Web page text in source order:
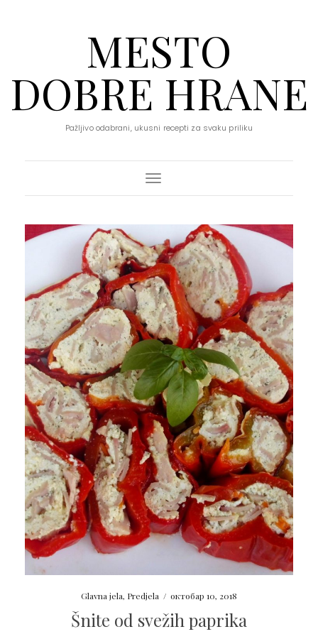
MESTO
DOBRE HRANE
Pažljivo odabrani, ukusni recepti za svaku priliku
Toggle Navigation
Glavna jela, Predjela / октобар 10, 2018
Šnite od svežih paprika